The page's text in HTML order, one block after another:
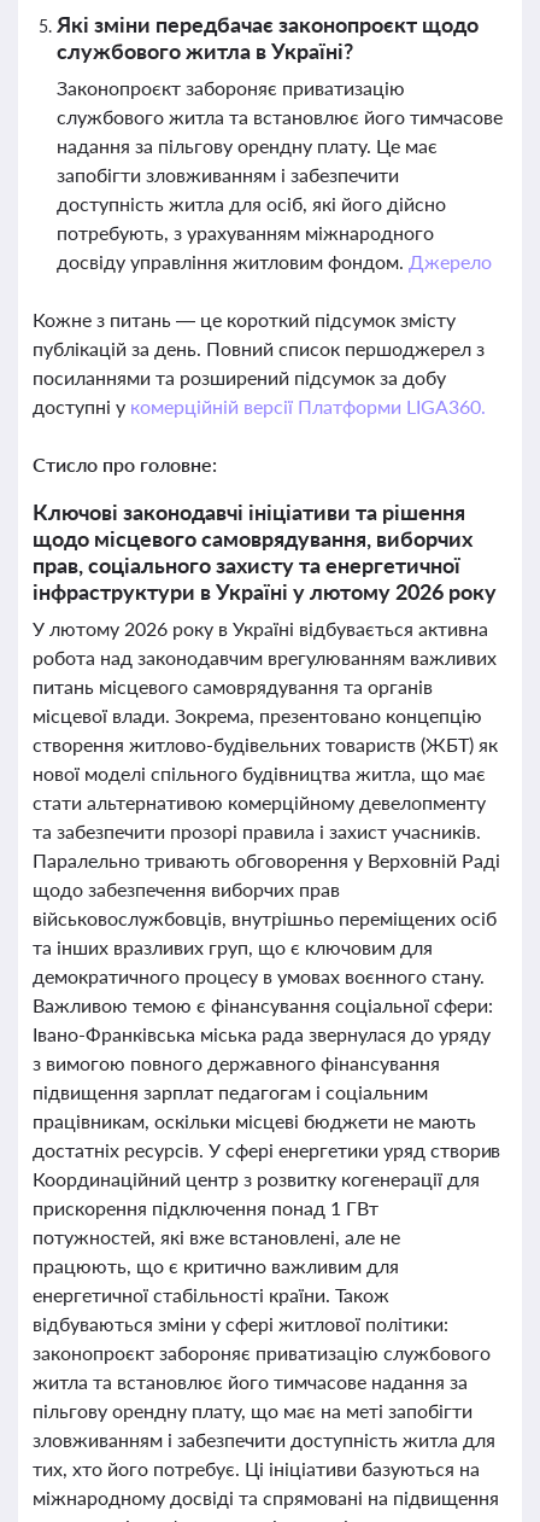
Які зміни передбачає законопроєкт щодо
службового житла в Україні?
Законопроєкт забороняє приватизацію
службового житла та встановлює його тимчасове
надання за пільгову орендну плату. Це має
запобігти зловживанням і забезпечити
доступність житла для осіб, які його дійсно
потребують, з урахуванням міжнародного
досвіду управління житловим фондом. Джерело
Кожне з питань — це короткий підсумок змісту
публікацій за день. Повний список першоджерел з
посиланнями та розширений підсумок за добу
доступні у комерційній версії Платформи LIGA360.
Стисло про головне:
Ключові законодавчі ініціативи та рішення
щодо місцевого самоврядування, виборчих
прав, соціального захисту та енергетичної
інфраструктури в Україні у лютому 2026 року
У лютому 2026 року в Україні відбувається активна
робота над законодавчим врегулюванням важливих
питань місцевого самоврядування та органів
місцевої влади. Зокрема, презентовано концепцію
створення житлово-будівельних товариств (ЖБТ) як
нової моделі спільного будівництва житла, що має
стати альтернативою комерційному девелопменту
та забезпечити прозорі правила і захист учасників.
Паралельно тривають обговорення у Верховній Раді
щодо забезпечення виборчих прав
військовослужбовців, внутрішньо переміщених осіб
та інших вразливих груп, що є ключовим для
демократичного процесу в умовах воєнного стану.
Важливою темою є фінансування соціальної сфери:
Івано-Франківська міська рада звернулася до уряду
з вимогою повного державного фінансування
підвищення зарплат педагогам і соціальним
працівникам, оскільки місцеві бюджети не мають
достатніх ресурсів. У сфері енергетики уряд створив
Координаційний центр з розвитку когенерації для
прискорення підключення понад 1 ГВт
потужностей, які вже встановлені, але не
працюють, що є критично важливим для
енергетичної стабільності країни. Також
відбуваються зміни у сфері житлової політики:
законопроєкт забороняє приватизацію службового
житла та встановлює його тимчасове надання за
пільгову орендну плату, що має на меті запобігти
зловживанням і забезпечити доступність житла для
тих, хто його потребує. Ці ініціативи базуються на
міжнародному досвіді та спрямовані на підвищення